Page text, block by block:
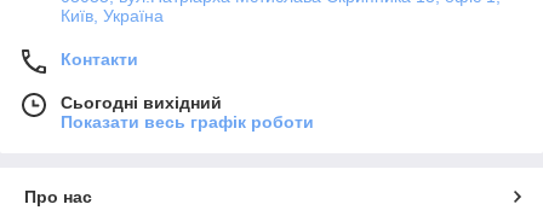
Київ, Україна
Контакти
Сьогодні вихідний
Показати весь графік роботи
Про нас